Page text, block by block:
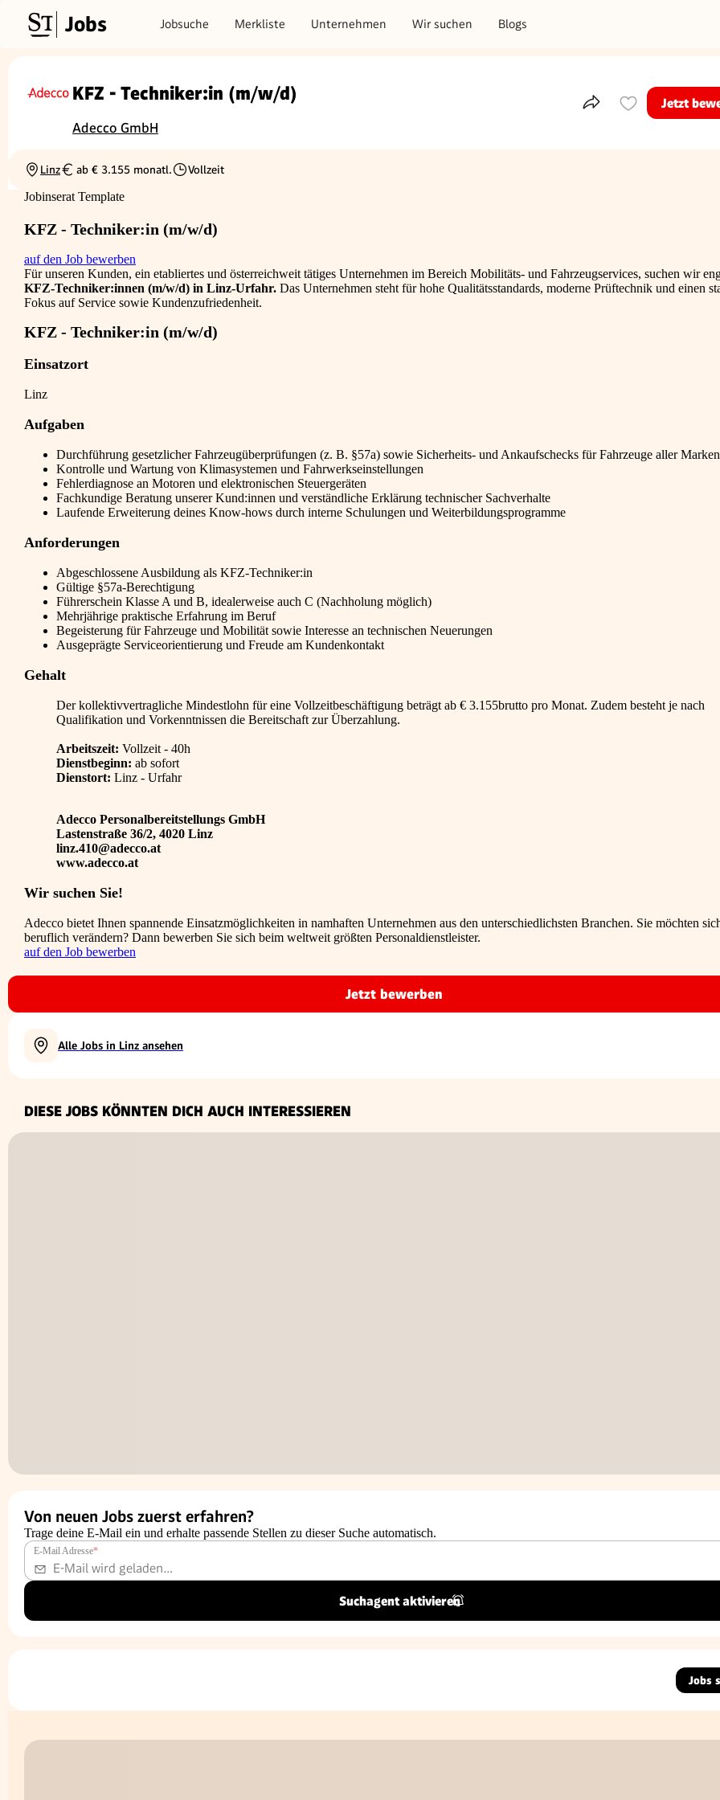
Jobs Jobsuche Merkliste Unternehmen Wir suchen Blogs
KFZ - Techniker:in (m/w/d)
Adecco GmbH
Teile dieses Inserat
Jetzt
Ortschaft
Linz
Gehalt
ab € 3.155 monatl.
Beschäftigungsart
Vollzeit
Jobinserat Template
KFZ - Techniker:in (m/w/d)
auf den Job bewerben
Für unseren Kunden, ein etabliertes und österreichweit tätiges Unternehmen im Bereich Mobilitäts- und Fahrzeugservices, suchen wir
KFZ-Techniker:innen (m/w/d) in Linz-Urfahr. Das Unternehmen steht für hohe Qualitätsstandards, moderne Prüftechnik und einen
Fokus auf Service sowie Kundenzufriedenheit.
KFZ - Techniker:in (m/w/d)
Einsatzort
Linz
Aufgaben
Durchführung gesetzlicher Fahrzeugüberprüfungen (z. B. §57a) sowie Sicherheits- und Ankaufschecks für Fahrzeuge aller Marken
Kontrolle und Wartung von Klimasystemen und Fahrwerkseinstellungen
Fehlerdiagnose an Motoren und elektronischen Steuergeräten
Fachkundige Beratung unserer Kund:innen und verständliche Erklärung technischer Sachverhalte
Laufende Erweiterung deines Know-hows durch interne Schulungen und Weiterbildungsprogramme
Anforderungen
Abgeschlossene Ausbildung als KFZ-Techniker:in
Gültige §57a-Berechtigung
Führerschein Klasse A und B, idealerweise auch C (Nachholung möglich)
Mehrjährige praktische Erfahrung im Beruf
Begeisterung für Fahrzeuge und Mobilität sowie Interesse an technischen Neuerungen
Ausgeprägte Serviceorientierung und Freude am Kundenkontakt
Gehalt
Der kollektivvertragliche Mindestlohn für eine Vollzeitbeschäftigung beträgt ab € 3.155brutto pro Monat. Zudem besteht je nach
Qualifikation und Vorkenntnissen die Bereitschaft zur Überzahlung.
Arbeitszeit: Vollzeit - 40h
Dienstbeginn: ab sofort
Dienstort: Linz - Urfahr
Adecco Personalbereitstellungs GmbH
Lastenstraße 36/2, 4020 Linz
linz.410@adecco.at
www.adecco.at
Wir suchen Sie!
Adecco bietet Ihnen spannende Einsatzmöglichkeiten in namhaften Unternehmen aus den unterschiedlichsten Branchen. Sie möchten
beruflich verändern? Dann bewerben Sie sich beim weltweit größten Personaldienstleister.
auf den Job bewerben
Jetzt bewerben
Alle Jobs in Linz ansehen
DIESE JOBS KÖNNTEN DICH AUCH INTERESSIEREN
Von neuen Jobs zuerst erfahren?
Trage deine E-Mail ein und erhalte passende Stellen zu dieser Suche automatisch.
E-Mail Adresse*
Suchagent aktivieren
Jobs